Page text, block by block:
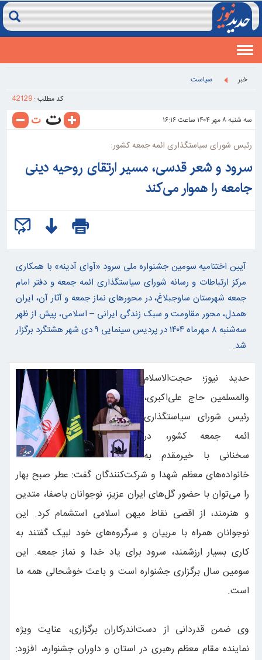
Toggle
navigation
خبر
سیاست
کد مطلب : 42129
سه شنبه ۸ مهر ۱۴۰۴ ساعت ۱۶:۱۶
رئیس شورای سیاستگذاری ائمه جمعه کشور:
سرود و شعر قدسی، مسیر ارتقای روحیه دینی
جامعه را هموار می‌کند
آیین اختتامیه سومین جشنواره ملی سرود «آوای آدینه» با همکاری
مرکز ارتباطات و رسانه شورای سیاستگذاری ائمه جمعه و دفتر امام
جمعه شهرستان ساوجبلاغ، در محورهای نماز جمعه و آثار آن، ایران
همدل، محور مقاومت و سبک زندگی ایرانی – اسلامی، پیش از ظهر
سه‌شنبه ۸ مهرماه ۱۴۰۴ در پردیس سینمایی ۹ دی شهر هشتگرد برگزار
شد.
حدید نیوز؛ حجت‌الاسلام
والمسلمین حاج علی‌اکبری،
رئیس شورای سیاستگذاری
ائمه جمعه کشور، در
سخنانی با خیرمقدم به
خانواده‌های معظم شهدا و شرکت‌کنندگان گفت: عطر صبح بهار
را می‌توان با حضور گل‌های ایران عزیز، نوجوانان باصفا، متدین
و هنرمند، از اقصی نقاط میهن اسلامی استشمام کرد. این
نوجوانان همراه با مربیان و سرگروه‌های خود لبیک گفتند به
کاری بسیار ارزشمند، سرود برای یاد خدا و نماز جمعه. این
سومین سال برگزاری جشنواره است و باعث خوشحالی همه ما
است.
وی ضمن قدردانی از دست‌اندرکاران برگزاری، عنایت ویژه
نماینده مقام معظم رهبری در استان و داوران جشنواره، افزود: